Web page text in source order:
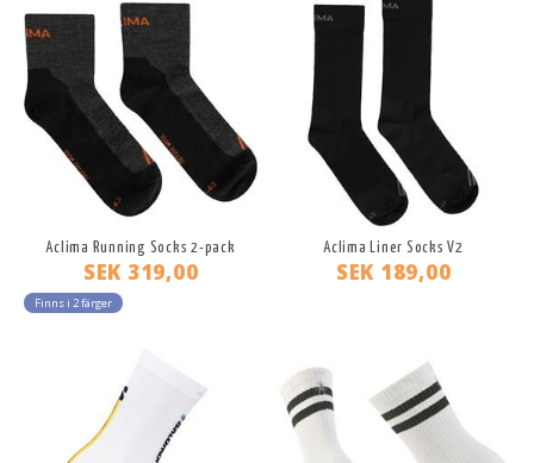
Aclima Running Socks 2-pack
SEK 319,00
Finns i 2 färger
Aclima Liner Socks V2
SEK 189,00